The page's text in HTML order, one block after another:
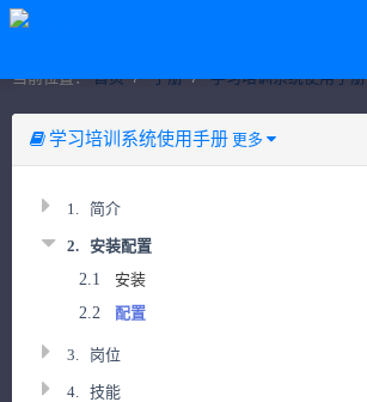
当前位置：首页 手册 学习培训系统使用手册
学习培训系统使用手册 更多
1. 简介
2.
安装配置
2.1
安装
2.2
配置
3. 岗位
4. 技能